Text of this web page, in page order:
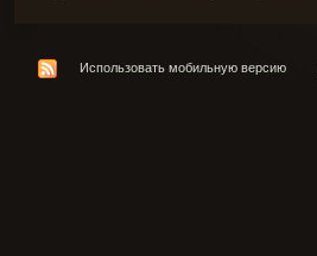
Использовать мобильную версию